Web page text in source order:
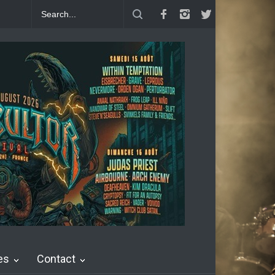
: Single Welcome To Life Crossbone Skully : Thunder Love
Contact